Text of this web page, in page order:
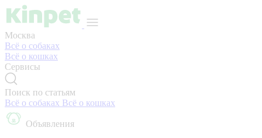
Москва
Всё о собаках
Всё о кошках
Сервисы
Поиск по статьям
Всё о собаках Всё о кошках
Объявления